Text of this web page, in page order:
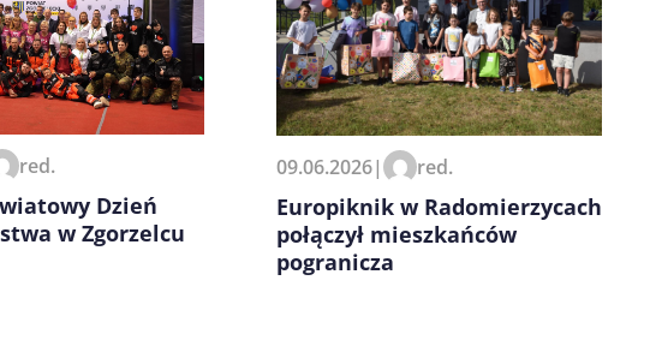
red.
Dzień
w Zgorzelcu
09.06.2026| red.
Europiknik w Radomierzycach
połączył mieszkańców
pogranicza